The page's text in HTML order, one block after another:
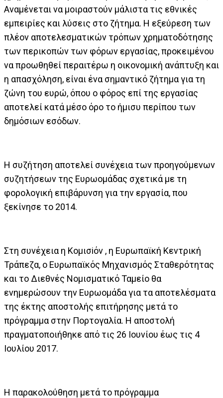
Αναμένεται να μοιραστούν μάλιστα τις εθνικές
εμπειρίες και λύσεις στο ζήτημα. Η εξεύρεση των
πλέον αποτελεσματικών τρόπων χρηματοδότησης
των περικοπών των φόρων εργασίας, προκειμένου
να προωθηθεί περαιτέρω η οικονομική ανάπτυξη και
η απασχόληση, είναι ένα σημαντικό ζήτημα για τη
ζώνη του ευρώ, όπου ο φόρος επί της εργασίας
αποτελεί κατά μέσο όρο το ήμισυ περίπου των
δημόσιων εσόδων.
Η συζήτηση αποτελεί συνέχεια των προηγούμενων
συζητήσεων της Ευρωομάδας σχετικά με τη
φορολογική επιβάρυνση για την εργασία, που
ξεκίνησε το 2014.
Στη συνέχεια η Κομισiόν , η Ευρωπαϊκή Κεντρική
Τράπεζα, ο Ευρωπαϊκός Μηχανισμός Σταθερότητας
και το Διεθνές Νομισματικό Ταμείο θα
ενημερώσουν την Ευρωομάδα για τα αποτελέσματα
της έκτης αποστολής επιτήρησης μετά το
πρόγραμμα στην Πορτογαλία. Η αποστολή
πραγματοποιήθηκε από τις 26 Ιουνίου έως τις 4
Ιουλίου 2017.
Η παρακολούθηση μετά το πρόγραμμα